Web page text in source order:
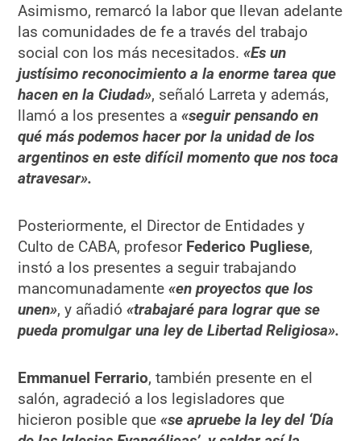
Asimismo, remarcó la labor que llevan adelante
las comunidades de fe a través del trabajo
social con los más necesitados.«Es un
justísimo reconocimiento a la enorme tarea que
hacen en la Ciudad», señaló Larreta y además,
llamó a los presentes a«seguir pensando en
qué más podemos hacer por la unidad de los
argentinos en este difícil momento que nos toca
atravesar».
Posteriormente, el Director de Entidades y
Culto de CABA, profesor Federico Pugliese,
instó a los presentes a seguir trabajando
mancomunadamente«en proyectos que los
unen», y añadió«trabajaré para lograr que se
pueda promulgar una ley de Libertad Religiosa».
Emmanuel Ferrario, también presente en el
salón, agradeció a los legisladores que
hicieron posible que«se apruebe la ley del ‘Día